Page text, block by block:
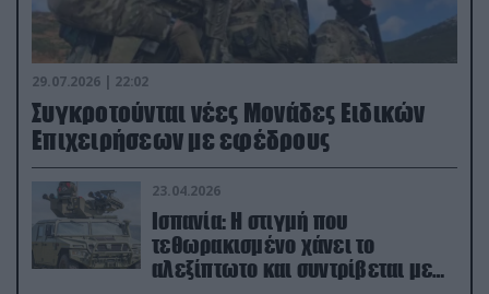
29.07.2026 | 22:02
Συγκροτούνται νέες Μονάδες Ειδικών
Επιχειρήσεων με εφέδρους
23.04.2026
Ισπανία: Η στιγμή που
τεθωρακισμένο χάνει το
αλεξίπτωτο και συντρίβεται με